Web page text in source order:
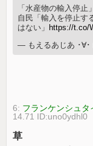
「水産物の輸入停
自民「輸入を停止す
はない」 https://t.co/
— もえるあじあ ･∀･
6: フランケンシュ
14.71 ID:uno0ydhl0
草